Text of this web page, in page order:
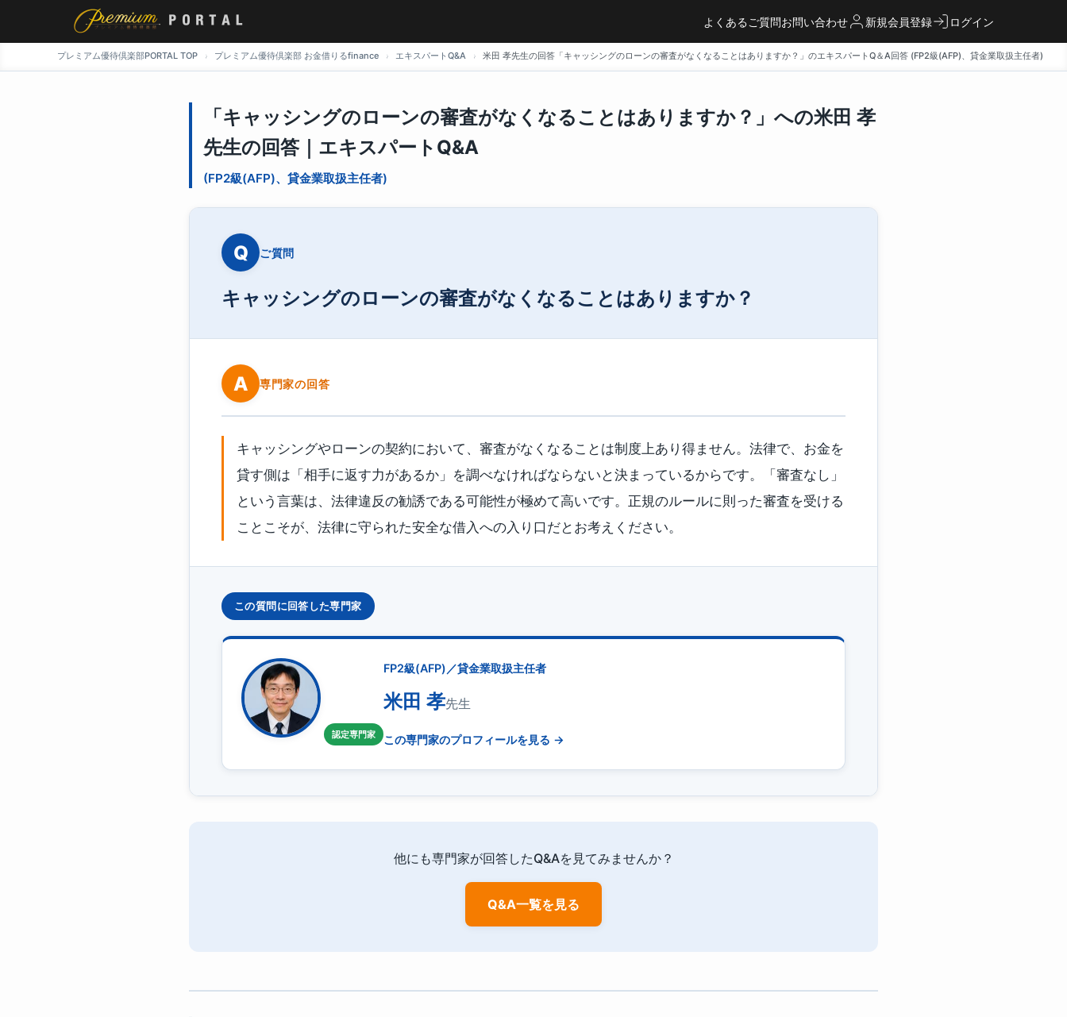
よくあるご質問お問い合わせ 新規会員登録 ログイン
プレミアム優待倶楽部PORTAL TOP プレミアム優待倶楽部 お金借りるfinance エキスパートQ&A 米田 孝先生の回答「キャッシングのローンの審査がなくなることはありますか？」のエキスパートQ＆A回答 (FP2級(AFP)、貸金業取扱主任者)
「キャッシングのローンの審査がなくなることはありますか？」への米田 孝
先生の回答｜エキスパートQ&A
(FP2級(AFP)、貸金業取扱主任者)
Q ご質問
キャッシングのローンの審査がなくなることはありますか？
A 専門家の回答
キャッシングやローンの契約において、審査がなくなることは制度上あり得ません。法律で、お金を
貸す側は「相手に返す力があるか」を調べなければならないと決まっているからです。「審査なし」
という言葉は、法律違反の勧誘である可能性が極めて高いです。正規のルールに則った審査を受ける
ことこそが、法律に守られた安全な借入への入り口だとお考えください。
この質問に回答した専門家
認定専門家
FP2級(AFP)／貸金業取扱主任者
米田 孝先生
この専門家のプロフィールを見る →
他にも専門家が回答したQ&Aを見てみませんか？
Q&A一覧を見る